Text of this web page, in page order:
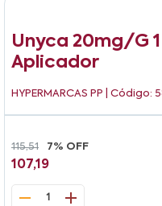
Unyca 20mg/g
Aplicador
HYPERMARCAS PP | Código:
115,51 7% OFF
107,19
1